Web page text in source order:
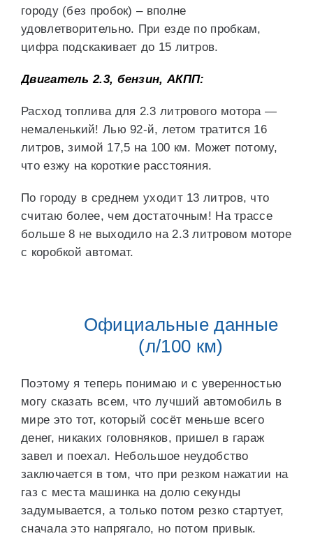
городу (без пробок) – вполне
удовлетворительно. При езде по пробкам,
цифра подскакивает до 15 литров.
Двигатель 2.3, бензин, АКПП:
Расход топлива для 2.3 литрового мотора —
немаленький! Лью 92-й, летом тратится 16
литров, зимой 17,5 на 100 км. Может потому,
что езжу на короткие расстояния.
По городу в среднем уходит 13 литров, что
считаю более, чем достаточным! На трассе
больше 8 не выходило на 2.3 литровом моторе
с коробкой автомат.
Официальные данные
(л/100 км)
Поэтому я теперь понимаю и с уверенностью
могу сказать всем, что лучший автомобиль в
мире это тот, который сосёт меньше всего
денег, никаких головняков, пришел в гараж
завел и поехал. Небольшое неудобство
заключается в том, что при резком нажатии на
газ с места машинка на долю секунды
задумывается, а только потом резко стартует,
сначала это напрягало, но потом привык.